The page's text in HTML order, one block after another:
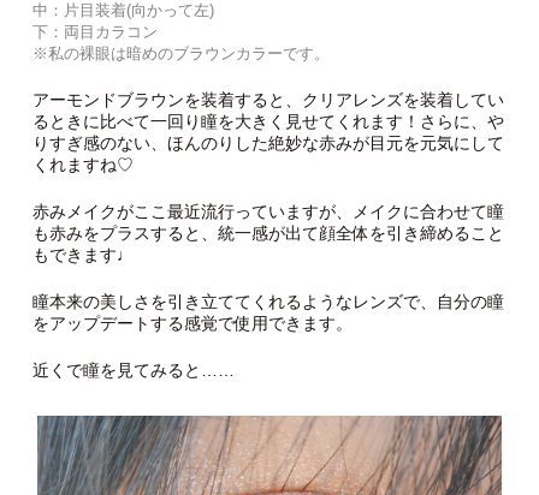
中：片目装着(向かって左)
下：両目カラコン
※私の裸眼は暗めのブラウンカラーです。
アーモンドブラウンを装着すると、クリアレンズを装着してい
るときに比べて一回り瞳を大きく見せてくれます！さらに、や
りすぎ感のない、ほんのりした絶妙な赤みが目元を元気にして
くれますね♡
赤みメイクがここ最近流行っていますが、メイクに合わせて瞳
も赤みをプラスすると、統一感が出て顔全体を引き締めること
もできます♩
瞳本来の美しさを引き立ててくれるようなレンズで、自分の瞳
をアップデートする感覚で使用できます。
近くで瞳を見てみると……